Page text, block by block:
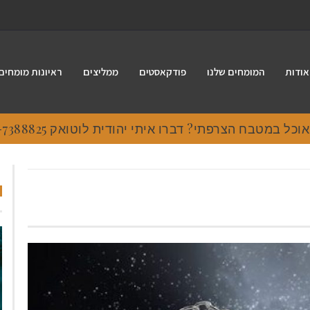
אודות המומחים שלנו פודקאסטים ממליצים ראיונות
במטבח הצרפתי? דברו איתי יהודית לוטואק 054-7388825.